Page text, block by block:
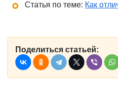
Статья по теме: Как
Поделиться статьей: